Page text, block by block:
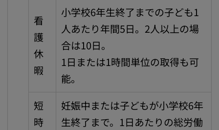
看
護
休
暇
小学校6年生終了までの子ども1
人あたり年間5日。2人以上の場
合は10日。
1日または1時間単位の取得も可
能。
短
時
妊娠中または子どもが小学校6年
生終了まで。1日あたりの総労働